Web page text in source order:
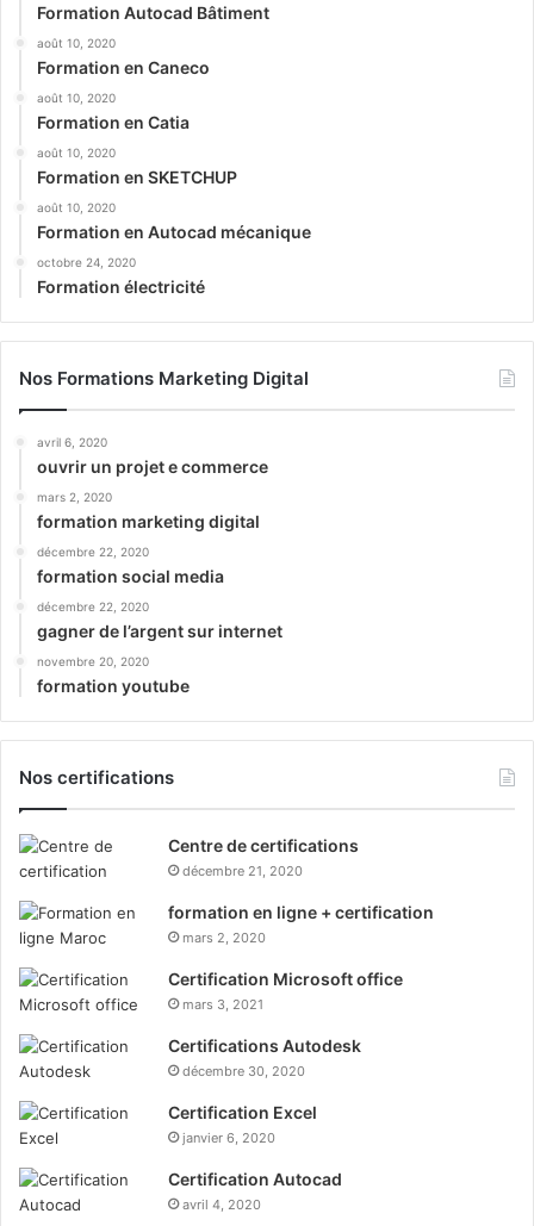
Formation Autocad Bâtiment
août 10, 2020
Formation en Caneco
août 10, 2020
Formation en Catia
août 10, 2020
Formation en SKETCHUP
août 10, 2020
Formation en Autocad mécanique
octobre 24, 2020
Formation électricité
Nos Formations Marketing Digital
avril 6, 2020
ouvrir un projet e commerce
mars 2, 2020
formation marketing digital
décembre 22, 2020
formation social media
décembre 22, 2020
gagner de l’argent sur internet
novembre 20, 2020
formation youtube
Nos certifications
Centre de certifications
décembre 21, 2020
formation en ligne + certification
mars 2, 2020
Certification Microsoft office
mars 3, 2021
Certifications Autodesk
décembre 30, 2020
Certification Excel
janvier 6, 2020
Certification Autocad
avril 4, 2020